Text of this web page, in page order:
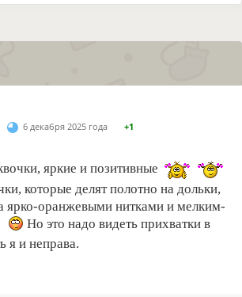
6 декабря 2025 года +1
яркие и позитивные
которые делят полотно на дольки,
ярко-оранжевыми нитками и мелким-
Но это надо видеть прихватки в
я и неправа.